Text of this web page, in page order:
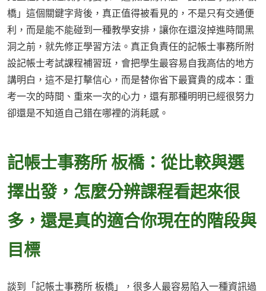
橋」這個關鍵字背後，真正值得被看見的，不是只有交通便
利，而是能不能碰到一種教學安排，讓你在還沒掉進時間黑
洞之前，就先修正學習方法。真正負責任的記帳士事務所附
設記帳士考試課程補習班，會把學生最容易自我高估的地方
講明白，這不是打擊信心，而是替你省下最寶貴的成本：重
考一次的時間、重來一次的心力，還有那種明明已經很努力
卻還是不知道自己錯在哪裡的消耗感。
記帳士事務所 板橋：從比較與選
擇出發，怎麼分辨課程看起來很
多，還是真的適合你現在的階段與
目標
談到「記帳士事務所 板橋」，很多人最容易陷入一種資訊過